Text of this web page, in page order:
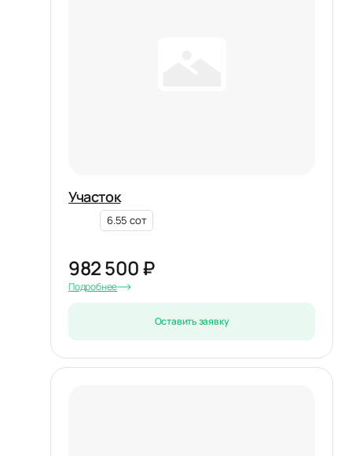
Участок
6.55 сот
982 500 ₽
Подробнее
Оставить заявку